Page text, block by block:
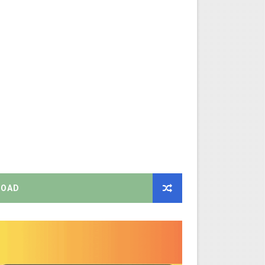
மாணவர்கள் பங்கேற்க தமிழ்நாடு பள்ளிக்கல்வி இணை
வெளியீடு!